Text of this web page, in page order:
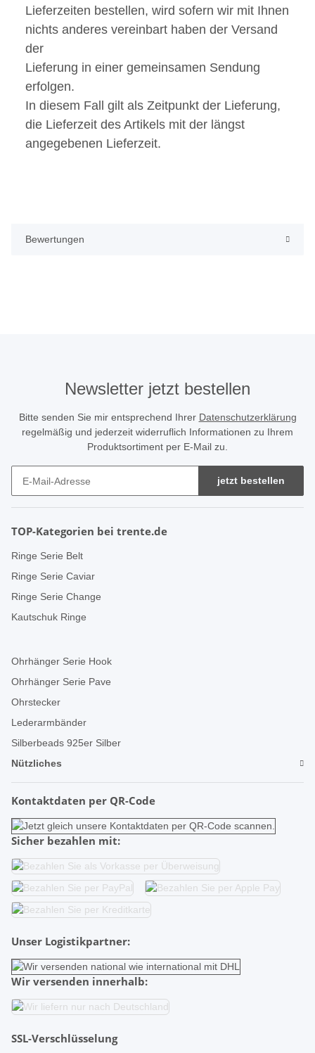
Lieferzeiten bestellen, wird sofern wir mit Ihnen
nichts anderes vereinbart haben der Versand
der
Lieferung in einer gemeinsamen Sendung
erfolgen.
In diesem Fall gilt als Zeitpunkt der Lieferung,
die Lieferzeit des Artikels mit der längst
angegebenen Lieferzeit.
Bewertungen
Newsletter jetzt bestellen
Bitte senden Sie mir entsprechend Ihrer Datenschutzerklärung
regelmäßig und jederzeit widerruflich Informationen zu Ihrem
Produktsortiment per E-Mail zu.
jetzt bestellen
TOP-Kategorien bei trente.de
Ringe Serie Belt
Ringe Serie Caviar
Ringe Serie Change
Kautschuk Ringe
Ohrhänger Serie Hook
Ohrhänger Serie Pave
Ohrstecker
Lederarmbänder
Silberbeads 925er Silber
Nützliches
Kontaktdaten per QR-Code
Sicher bezahlen mit:
Unser Logistikpartner:
Wir versenden innerhalb:
SSL-Verschlüsselung